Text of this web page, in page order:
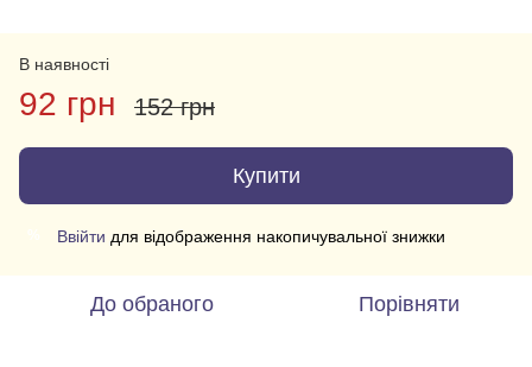
В наявності
92 грн 152 грн
Купити
Ввійти для відображення накопичувальної знижки
До обраного Порівняти